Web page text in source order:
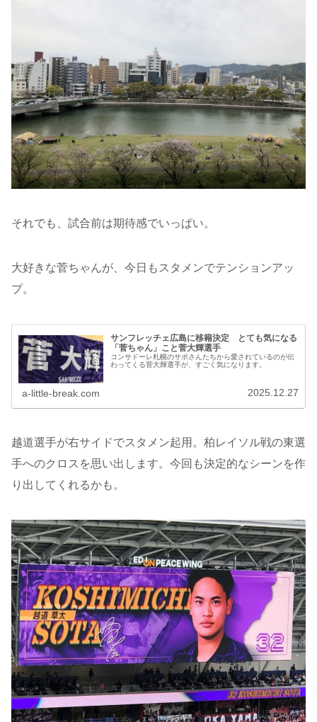
それでも、試合前は期待感でいっぱい。
大好きな菅ちゃんが、今日もスタメンでテンションアッ
プ。
サンフレッチェ広島に移籍決定 とても気になる
「菅ちゃん」こと菅大輝選手
コンサドーレ札幌のサポさんたちから愛されているのが伝
わってくる菅大輝選手が、すごく気になります。
a-little-break.com 2025.12.27
越道選手が右サイドでスタメン起用。柏レイソル戦の東選
手へのクロスを思い出します。今回も決定的なシーンを作
り出してくれるかも。